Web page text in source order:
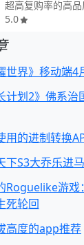
5.0
世界》移动端
计划2》佛系
用的进制转换
下S3大乔乐进
Roguelike游戏
死轮回
高度的app推荐